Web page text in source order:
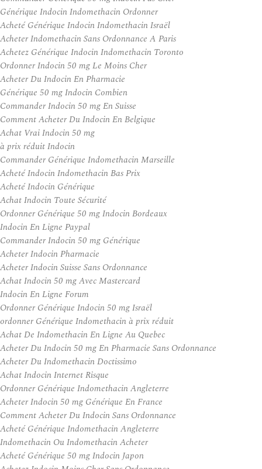
Générique Indocin Indomethacin Ordonner
Acheté Générique Indocin Indomethacin Israël
Acheter Indomethacin Sans Ordonnance A Paris
Achetez Générique Indocin Indomethacin Toronto
Ordonner Indocin 50 mg Le Moins Cher
Acheter Du Indocin En Pharmacie
Générique 50 mg Indocin Combien
Commander Indocin 50 mg En Suisse
Comment Acheter Du Indocin En Belgique
Achat Vrai Indocin 50 mg
à prix réduit Indocin
Commander Générique Indomethacin Marseille
Acheté Indocin Indomethacin Bas Prix
Acheté Indocin Générique
Achat Indocin Toute Sécurité
Ordonner Générique 50 mg Indocin Bordeaux
Indocin En Ligne Paypal
Commander Indocin 50 mg Générique
Acheter Indocin Pharmacie
Acheter Indocin Suisse Sans Ordonnance
Achat Indocin 50 mg Avec Mastercard
Indocin En Ligne Forum
Ordonner Générique Indocin 50 mg Israël
ordonner Générique Indomethacin à prix réduit
Achat De Indomethacin En Ligne Au Quebec
Acheter Du Indocin 50 mg En Pharmacie Sans Ordonnance
Acheter Du Indomethacin Doctissimo
Achat Indocin Internet Risque
Ordonner Générique Indomethacin Angleterre
Acheter Indocin 50 mg Générique En France
Comment Acheter Du Indocin Sans Ordonnance
Acheté Générique Indomethacin Angleterre
Indomethacin Ou Indomethacin Acheter
Acheté Générique 50 mg Indocin Japon